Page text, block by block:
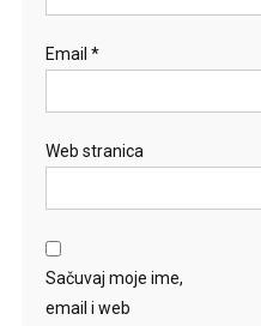
Email *
Web stranica
Sačuvaj moje ime,
email i web